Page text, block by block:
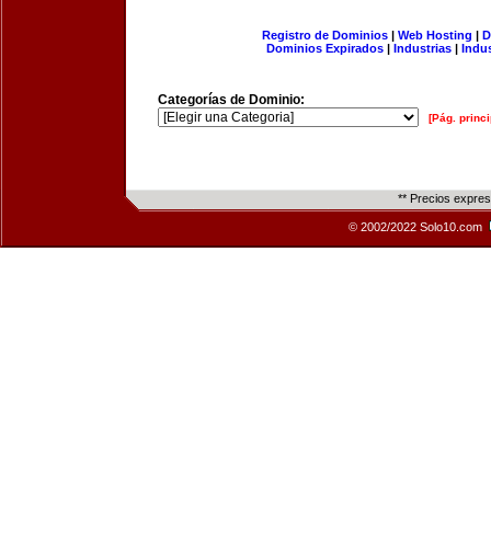
Registro de Dominios| Web Hosting |
Dominios Expirados | Industrias |
Categorías de Dominio:
[Pág.
** Precios
© 2002/2022 Solo10.com